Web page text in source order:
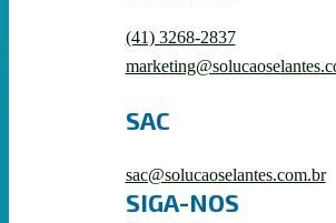
HÍBRIDOS
(41) 3268-2837
SAC
sac@solucaoselantes.com.br
SIGA-NOS